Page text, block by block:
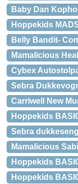
Baby Dan
Hoppekids
Belly Bandit-
Mamalicious
Cybex
Sebra
Carriwell New
Hoppekids
Sebra
Mamalicious
Hoppekids
Hoppekids